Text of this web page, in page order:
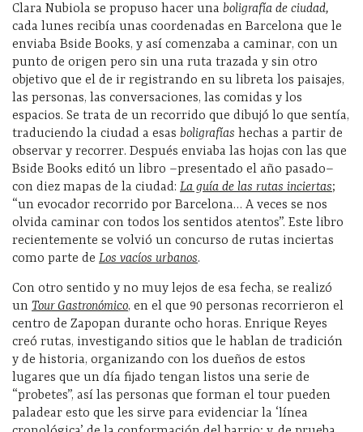
Clara Nubiola se propuso hacer una boligrafía de ciudad,
cada lunes recibía unas coordenadas en Barcelona que le
enviaba Bside Books, y así comenzaba a caminar, con un
punto de origen pero sin una ruta trazada y sin otro
objetivo que el de ir registrando en su libreta los paisajes,
las personas, las conversaciones, las comidas y los
espacios. Se trata de un recorrido que dibujó lo que sentía,
traduciendo la ciudad a esas boligrafías hechas a partir de
observar y recorrer. Después enviaba las hojas con las que
Bside Books editó un libro –presentado el año pasado–
con diez mapas de la ciudad: La guía de las rutas inciertas;
“un evocador recorrido por Barcelona… A veces se nos
olvida caminar con todos los sentidos atentos”. Este libro
recientemente se volvió un concurso de rutas inciertas
como parte de Los vacíos urbanos.
Con otro sentido y no muy lejos de esa fecha, se realizó
un Tour Gastronómico, en el que 90 personas recorrieron el
centro de Zapopan durante ocho horas. Enrique Reyes
creó rutas, investigando sitios que le hablan de tradición
y de historia, organizando con los dueños de estos
lugares que un día fijado tengan listos una serie de
“probetes”, así las personas que forman el tour pueden
paladear esto que les sirve para evidenciar la ‘línea